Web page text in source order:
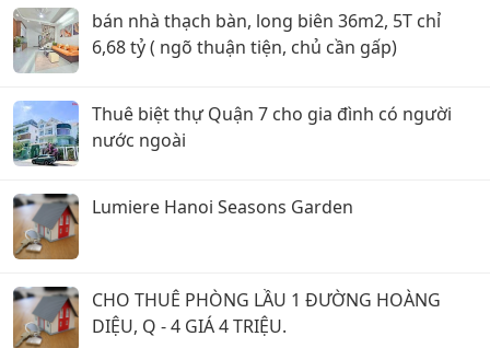
bán nhà thạch bàn, long biên 36m2, 5T chỉ
6,68 tỷ ( ngõ thuận tiện, chủ cần gấp)
Thuê biệt thự Quận 7 cho gia đình có người
nước ngoài
Lumiere Hanoi Seasons Garden
CHO THUÊ PHÒNG LẦU 1 ĐƯỜNG HOÀNG
DIỆU, Q - 4 GIÁ 4 TRIỆU.